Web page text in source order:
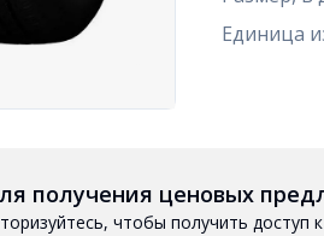
Единица
получения ценовых
чтобы получить